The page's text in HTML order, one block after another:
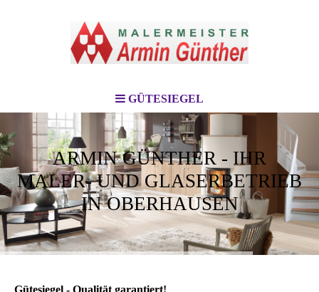
GÜTESIEGEL
ARMIN GÜNTHER - IHR
MALER- UND GLASERBETRIEB
IN OBERHAUSEN
Gütesiegel - Qualität garantiert!